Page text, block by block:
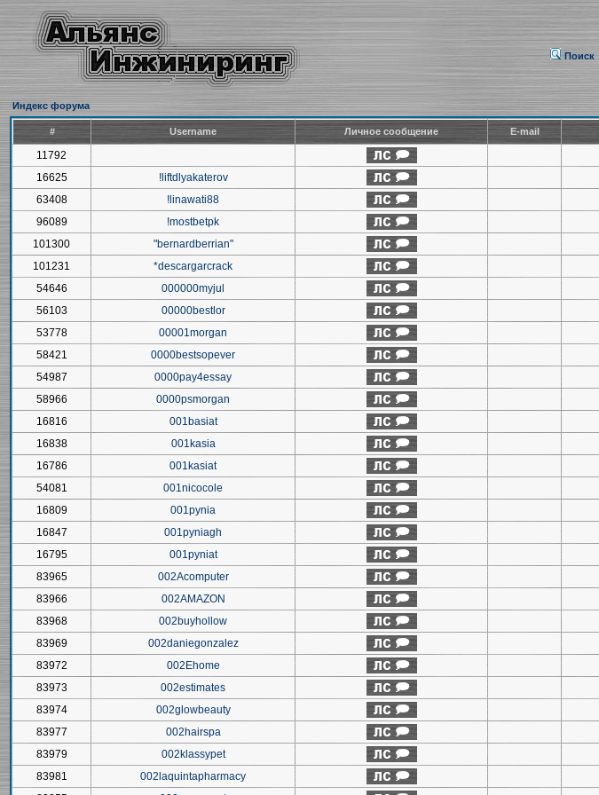
Поиск
Индекс форума
# Username Личное сообщение E-mail
11792
16625
!liftdlyakaterov
63408
!linawati88
96089
!mostbetpk
101300
"bernardberrian"
101231
*descargarcrack
54646
000000myjul
56103
00000bestlor
53778
00001morgan
58421
0000bestsopever
54987
0000pay4essay
58966
0000psmorgan
16816
001basiat
16838
001kasia
16786
001kasiat
54081
001nicocole
16809
001pynia
16847
001pyniagh
16795
001pyniat
83965
002Acomputer
83966
002AMAZON
83968
002buyhollow
83969
002daniegonzalez
83972
002Ehome
83973
002estimates
83974
002glowbeauty
83977
002hairspa
83979
002klassypet
83981
002laquintapharmacy